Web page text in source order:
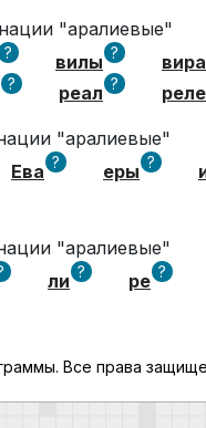
"аралиевые"
? вилы ? вира
? реал ? реле
"аралиевые"
Ева ? еры ?
"аралиевые"
ли ? ре ?
Все права